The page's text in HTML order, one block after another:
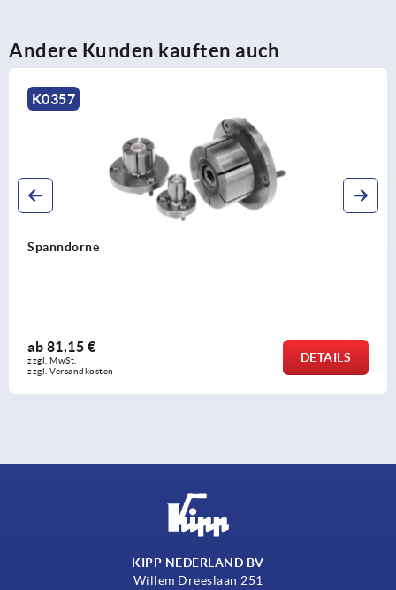
Andere Kunden kauften auch
K0357
Spanndorne
ab 81,15 €
zzgl. MwSt.
zzgl. Versandkosten
DETAILS
KIPP NEDERLAND BV
Willem Dreeslaan 251